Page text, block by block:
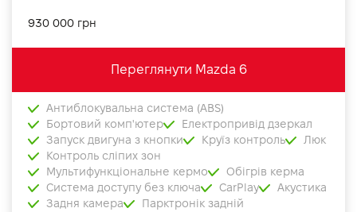
930 000 грн
Переглянути Mazda 6
Антиблокувальна система (ABS)
Бортовий комп'ютер
Електропривід дзеркал
Запуск двигуна з кнопки
Круїз контроль
Люк
Контроль сліпих зон
Мультифункціональне кермо
Обігрів керма
Система доступу без ключа
CarPlay
Акустика
Задня камера
Парктронік задній